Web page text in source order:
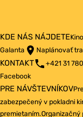
KDE NÁS NÁJDETE
Galanta
Naplánovať
KONTAKT +421 31
Facebook
PRE NÁVŠTEVNÍKOV
zabezpečený v pokladni
premietaním.Organizačný